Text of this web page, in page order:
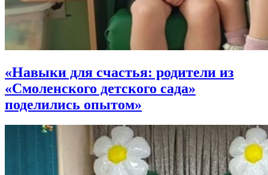
«Навыки для счастья: родители из
«Смоленского детского сада»
поделились опытом»